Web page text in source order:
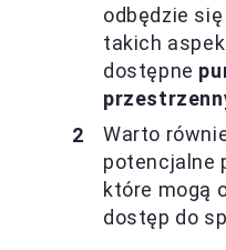
odbędzie
takich
dostępne
Warto
potencjalne
które mogą
dostęp do